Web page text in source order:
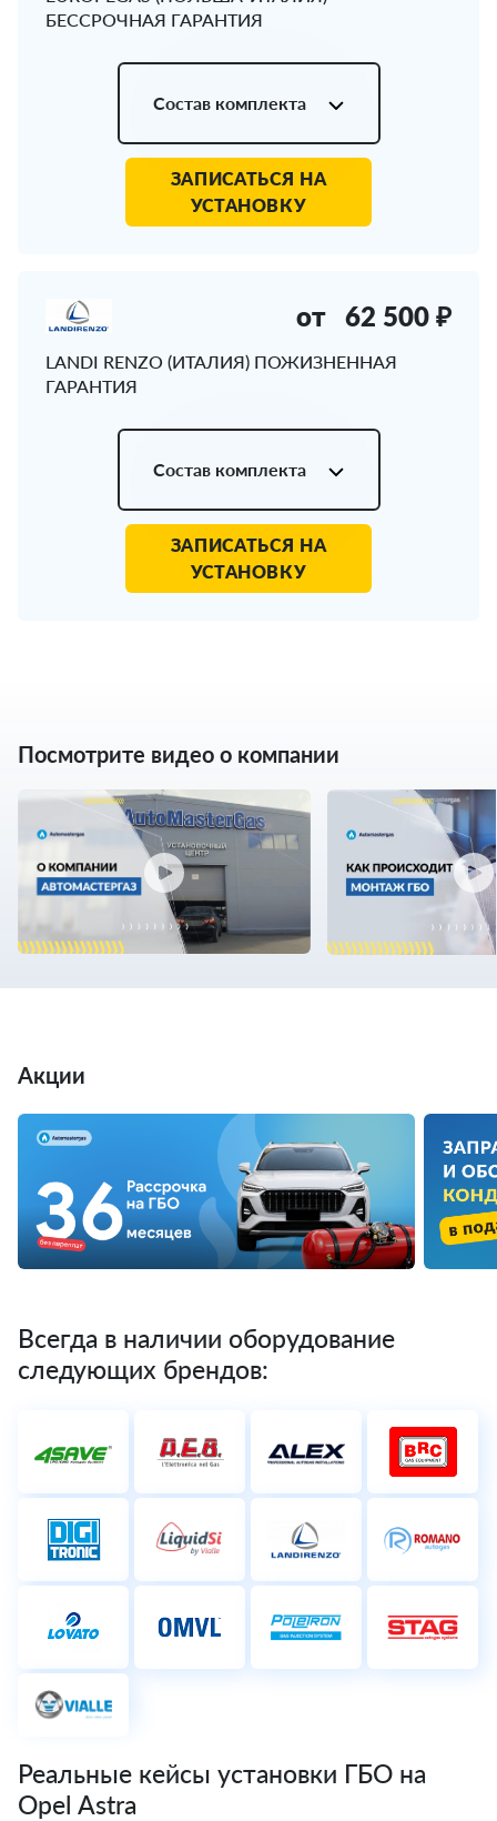
БЕССРОЧНАЯ ГАРАНТИЯ
Состав комплекта
ЗАПИСАТЬСЯ НА
УСТАНОВКУ
LANDI RENZO (ИТАЛИЯ) ПОЖИЗНЕННАЯ
ГАРАНТИЯ
от 62 500 ₽
Состав комплекта
ЗАПИСАТЬСЯ НА
УСТАНОВКУ
Посмотрите видео о компании
Акции
Всегда в наличии оборудование
следующих брендов:
Реальные кейсы установки ГБО на
Opel Astra